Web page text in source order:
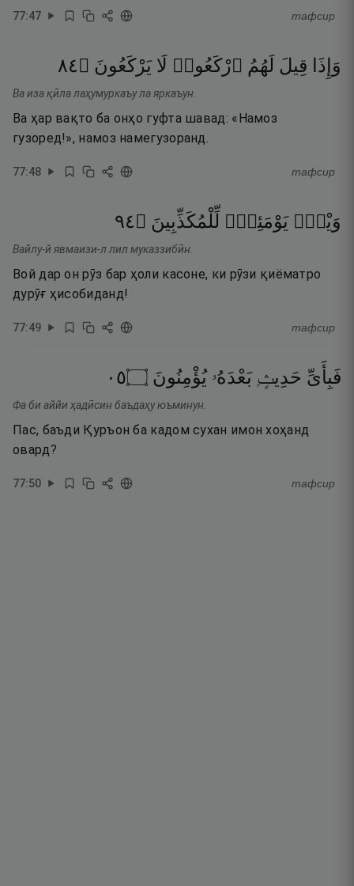
77:47 тафсир
وَإِذَا قِيلَ لَهُمُ ٱرْكَعُوا۟ لَا يَرْكَعُونَ ۝٤٨
Ва иза қӣла лаҳумуркаъу ла яркаъун.
Ва ҳар вақто ба онҳо гуфта шавад: «Намоз
гузоред!», намоз намегузоранд.
77:48 тафсир
وَيْلٌۭ يَوْمَئِذٍۢ لِّلْمُكَذِّبِينَ ۝٤٩
Вайлу-й явмаизи-л лил муказзибӣн.
Вой дар он рӯз бар ҳоли касоне, ки рӯзи қиёматро
дурӯғ ҳисобиданд!
77:49 тафсир
فَبِأَىِّ حَدِيثٍۭ بَعْدَهُۥ يُؤْمِنُونَ ۝٥٠
Фа би аййи ҳадӣсин баъдаҳу юъминун.
Пас, баъди Қуръон ба кадом сухан имон хоҳанд
овард?
77:50 тафсир